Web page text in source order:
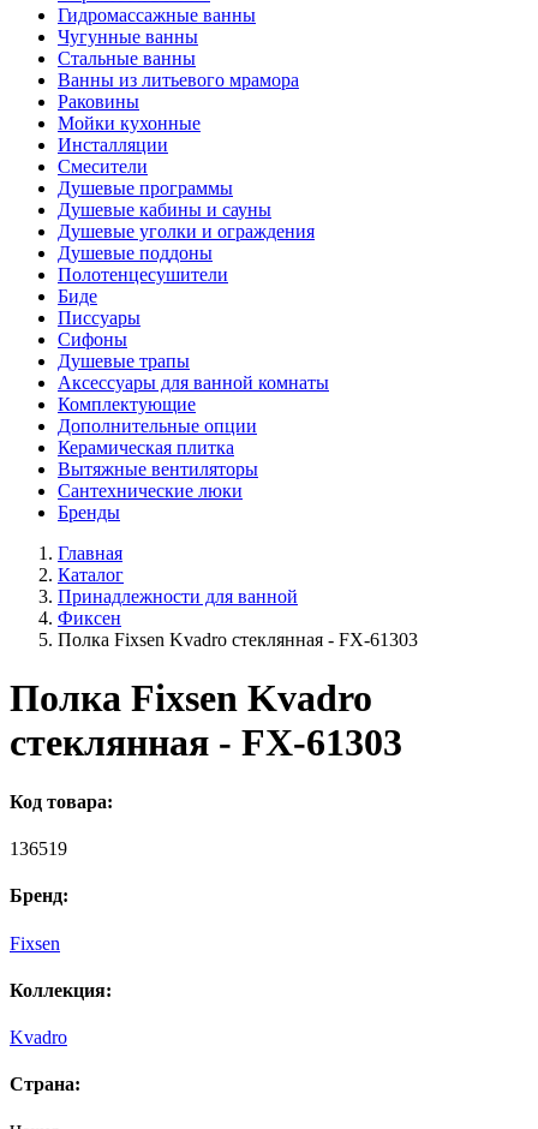
Гидромассажные ванны
Чугунные ванны
Стальные ванны
Ванны из литьевого мрамора
Раковины
Мойки кухонные
Инсталляции
Смесители
Душевые программы
Душевые кабины и сауны
Душевые уголки и ограждения
Душевые поддоны
Полотенцесушители
Биде
Писсуары
Сифоны
Душевые трапы
Аксессуары для ванной комнаты
Комплектующие
Дополнительные опции
Керамическая плитка
Вытяжные вентиляторы
Сантехнические люки
Бренды
Главная
Каталог
Принадлежности для ванной
Фиксен
Полка Fixsen Kvadro стеклянная - FX-61303
Полка Fixsen Kvadro
стеклянная - FX-61303
Код товара:
136519
Бренд:
Fixsen
Коллекция:
Kvadro
Страна: